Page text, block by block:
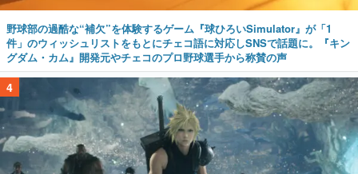
野球部の過酷な“補欠”を体験するゲーム『球ひろいSimulator』が「1
件」のウィッシュリストをもとにチェコ語に対応しSNSで話題に。『キン
グダム・カム』開発元やチェコのプロ野球選手から称賛の声
4